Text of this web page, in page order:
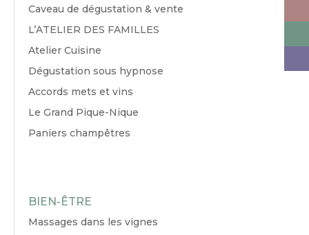
Caveau de dégustation & vente
L’ATELIER DES FAMILLES
Atelier Cuisine
Dégustation sous hypnose
Accords mets et vins
Le Grand Pique-Nique
Paniers champêtres
BIEN-ÊTRE
Massages dans les vignes